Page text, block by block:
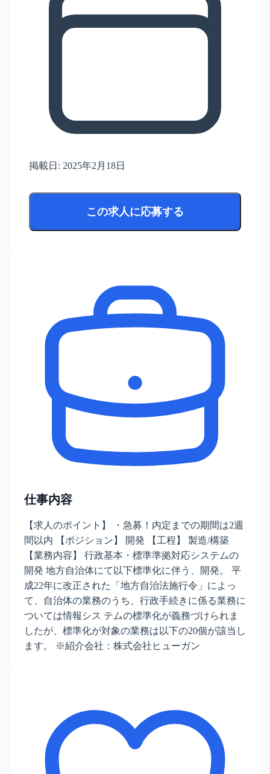
掲載日: 2025年2月18日
この求人に応募する
仕事内容
【求人のポイント】 ・急募！内定までの期間は2週
間以内 【ポジション】 開発 【工程】 製造/構築
【業務内容】 行政基本・標準準拠対応システムの
開発 地方自治体にて以下標準化に伴う、開発。 平
成22年に改正された「地方自治法施行令」によっ
て、自治体の業務のうち、行政手続きに係る業務に
ついては情報シス テムの標準化が義務づけられま
したが、標準化が対象の業務は以下の20個が該当し
ます。 ※紹介会社：株式会社ヒューガン